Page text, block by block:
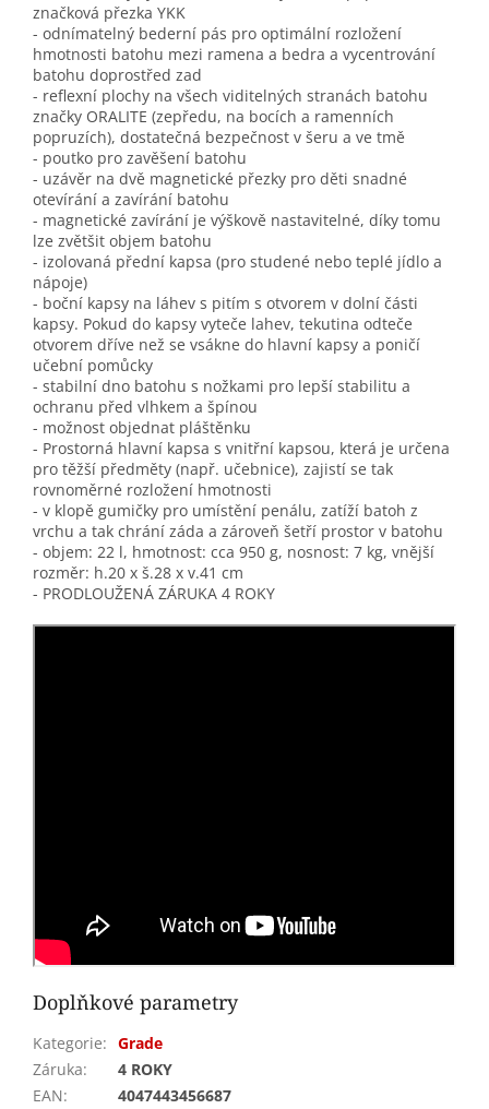
značková přezka YKK
- odnímatelný bederní pás pro optimální rozložení
hmotnosti batohu mezi ramena a bedra a vycentrování
batohu doprostřed zad
- reflexní plochy na všech viditelných stranách batohu
značky ORALITE (zepředu, na bocích a ramenních
popruzích), dostatečná bezpečnost v šeru a ve tmě
- poutko pro zavěšení batohu
- uzávěr na dvě magnetické přezky pro děti snadné
otevírání a zavírání batohu
- magnetické zavírání je výškově nastavitelné, díky tomu
lze zvětšit objem batohu
- izolovaná přední kapsa (pro studené nebo teplé jídlo a
nápoje)
- boční kapsy na láhev s pitím s otvorem v dolní části
kapsy. Pokud do kapsy vyteče lahev, tekutina odteče
otvorem dříve než se vsákne do hlavní kapsy a poničí
učební pomůcky
- stabilní dno batohu s nožkami pro lepší stabilitu a
ochranu před vlhkem a špínou
- možnost objednat pláštěnku
- Prostorná hlavní kapsa s vnitřní kapsou, která je určena
pro těžší předměty (např. učebnice), zajistí se tak
rovnoměrné rozložení hmotnosti
- v klopě gumičky pro umístění penálu, zatíží batoh z
vrchu a tak chrání záda a zároveň šetří prostor v batohu
- objem: 22 l, hmotnost: cca 950 g, nosnost: 7 kg, vnější
rozměr: h.20 x š.28 x v.41 cm
- PRODLOUŽENÁ ZÁRUKA 4 ROKY
Doplňkové parametry
Kategorie: Grade
Záruka:
4 ROKY
EAN: 4047443456687